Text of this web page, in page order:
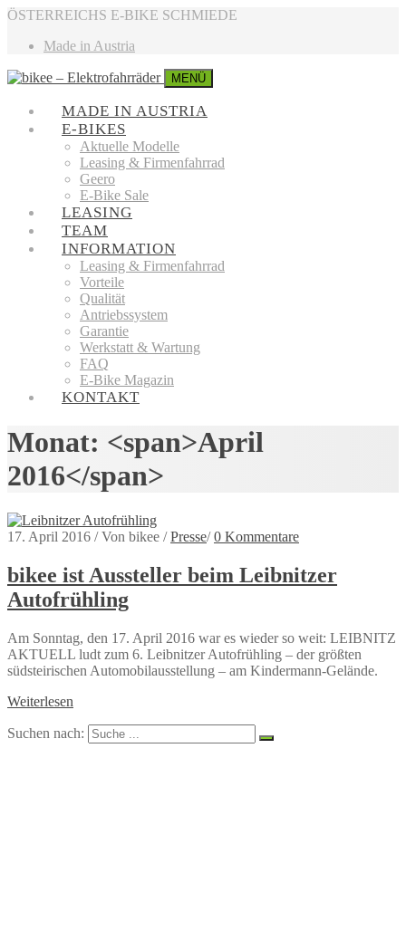
ÖSTERREICHS E-BIKE SCHMIEDE
Made in Austria
MENÜ
MADE IN AUSTRIA
E-BIKES
Aktuelle Modelle
Leasing & Firmenfahrrad
Geero
E-Bike Sale
LEASING
TEAM
INFORMATION
Leasing & Firmenfahrrad
Vorteile
Qualität
Antriebssystem
Garantie
Werkstatt & Wartung
FAQ
E-Bike Magazin
KONTAKT
Monat: <span>April
2016</span>
17. April 2016 / Von bikee / Presse/ 0 Kommentare
bikee ist Aussteller beim Leibnitzer
Autofrühling
Am Sonntag, den 17. April 2016 war es wieder so weit: LEIBNITZ
AKTUELL ludt zum 6. Leibnitzer Autofrühling – der größten
südsteirischen Automobilausstellung – am Kindermann-Gelände.
Weiterlesen
Suchen nach: